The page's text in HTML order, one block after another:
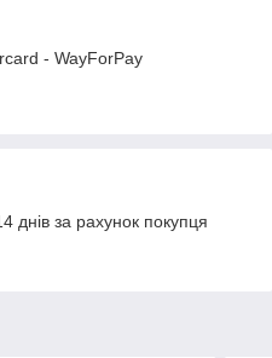
- WayForPay
днів за рахунок покупця